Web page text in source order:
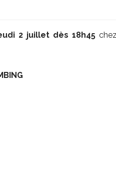
2 juillet dès 18h45 chez